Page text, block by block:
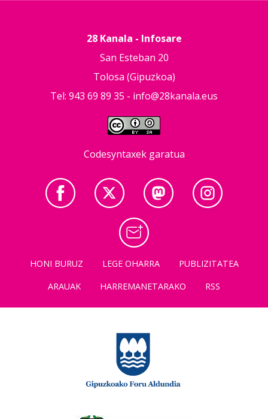
28 Kanala - Infosare
San Esteban 20
Tolosa (Gipuzkoa)
Tel: 943 69 89 35 - info@28kanala.eus
Codesyntaxek garatua
HONI BURUZ LEGE OHARRA
PUBLIZITATEA
ARAUAK
HARREMANETARAKO RSS